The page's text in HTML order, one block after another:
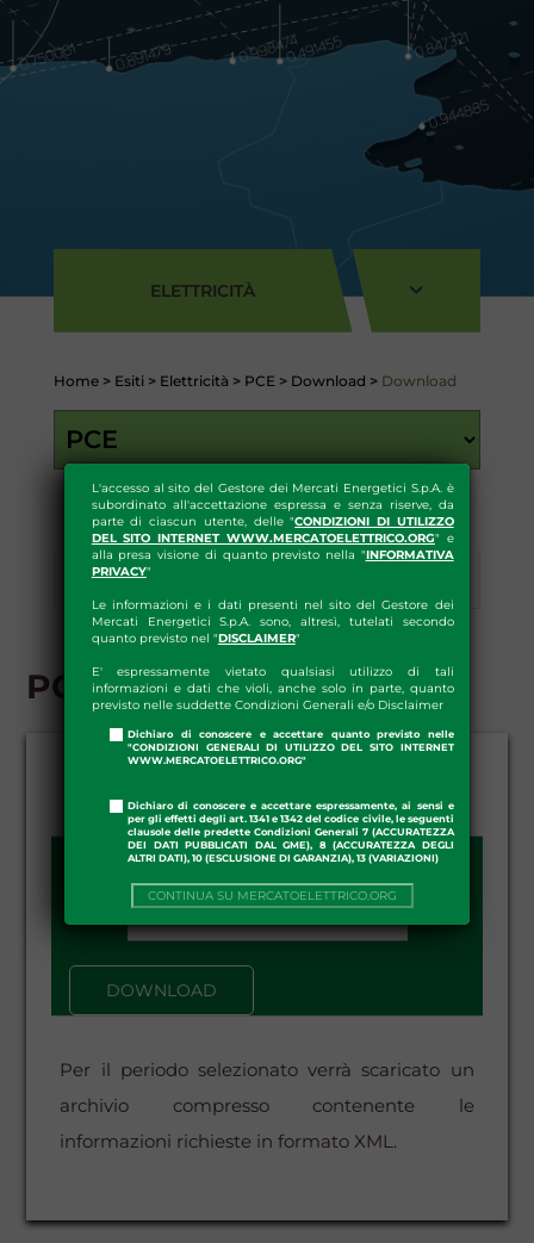
L'accesso al sito del Gestore dei Mercati Energetici S.p.A. è
subordinato all'accettazione espressa e senza riserve, da
parte di ciascun utente, delle "CONDIZIONI DI UTILIZZO
DEL SITO INTERNET WWW.MERCATOELETTRICO.ORG" e
alla presa visione di quanto previsto nella "INFORMATIVA
PRIVACY"
Le informazioni e i dati presenti nel sito del Gestore dei
Mercati Energetici S.p.A. sono, altresì, tutelati secondo
quanto previsto nel "DISCLAIMER"
E' espressamente vietato qualsiasi utilizzo di tali
informazioni e dati che violi, anche solo in parte, quanto
previsto nelle suddette Condizioni Generali e/o Disclaimer
Dichiaro di conoscere e accettare quanto previsto nelle
"CONDIZIONI GENERALI DI UTILIZZO DEL SITO INTERNET
WWW.MERCATOELETTRICO.ORG"
Dichiaro di conoscere e accettare espressamente, ai sensi e
per gli effetti degli art. 1341 e 1342 del codice civile, le seguenti
clausole delle predette Condizioni Generali 7 (ACCURATEZZA
DEI DATI PUBBLICATI DAL GME), 8 (ACCURATEZZA DEGLI
ALTRI DATI), 10 (ESCLUSIONE DI GARANZIA), 13 (VARIAZIONI)
CONTINUA SU MERCATOELETTRICO.ORG
ELETTRICITÀ
Home > Esiti > Elettricità > PCE > Download > Download
Esiti
PCE - DOWNLOAD
–
DOWNLOAD
Per il periodo selezionato verrà scaricato un
archivio compresso contenente le
informazioni richieste in formato XML.